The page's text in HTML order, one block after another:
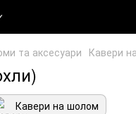
та аксесуари Кавери
Кавери на шолом